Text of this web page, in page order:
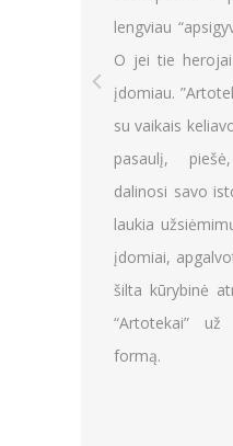
herojų kailyje.
mes patys, tai dar
merginos kartu
po įdomų komiksų
kūrė, pasakojo,
Vaikai labai
nes jie pateikiami
sukuriama jauki,
atmosfera. Dėkojame
už šią įdomią meno